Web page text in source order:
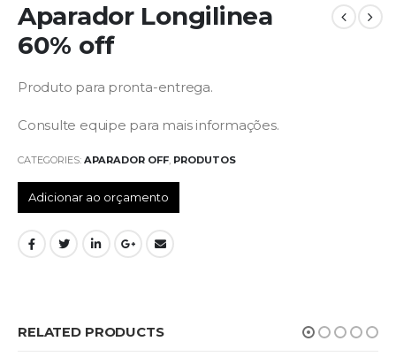
Aparador Longilinea
60% off
Produto para pronta-entrega.
Consulte equipe para mais informações.
CATEGORIES: APARADOR OFF, PRODUTOS
Adicionar ao orçamento
RELATED PRODUCTS